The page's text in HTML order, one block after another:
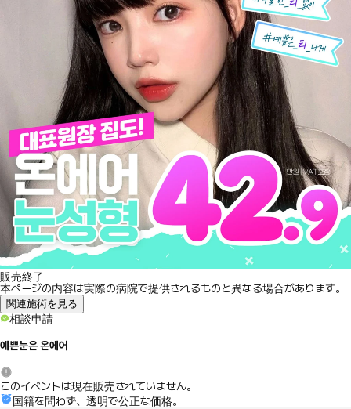
販売終了
本ページの内容は実際の病院で提供されるものと異なる場合があります。
関連施術を見る
相談申請
예쁜눈은 온에어
このイベントは現在販売されていません。
国籍を問わず、透明で公正な価格。